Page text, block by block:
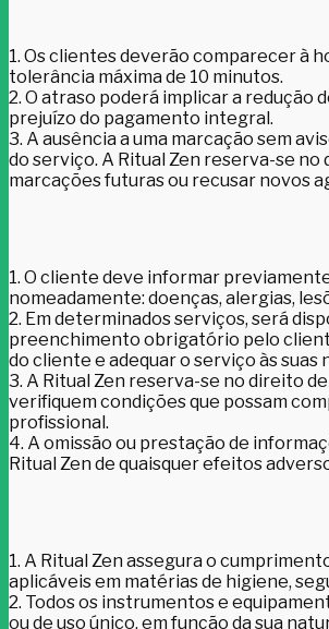
1. Os clientes deverão comparecer à
tolerância máxima de 10 minutos.
2. O atraso poderá implicar a redução
prejuízo do pagamento integral.
3. A ausência a uma marcação sem
do serviço. A Ritual Zen reserva-se
marcações futuras ou recusar novos
1. O cliente deve informar
nomeadamente: doenças, alergias,
2. Em determinados serviços, será
preenchimento obrigatório pelo
do cliente e adequar o serviço às suas
3. A Ritual Zen reserva-se no direito
verifiquem condições que possam
profissional.
4. A omissão ou prestação de
Ritual Zen de quaisquer efeitos
1. A Ritual Zen assegura o
aplicáveis em matérias de higiene,
2. Todos os instrumentos e
ou de uso único, em função da sua